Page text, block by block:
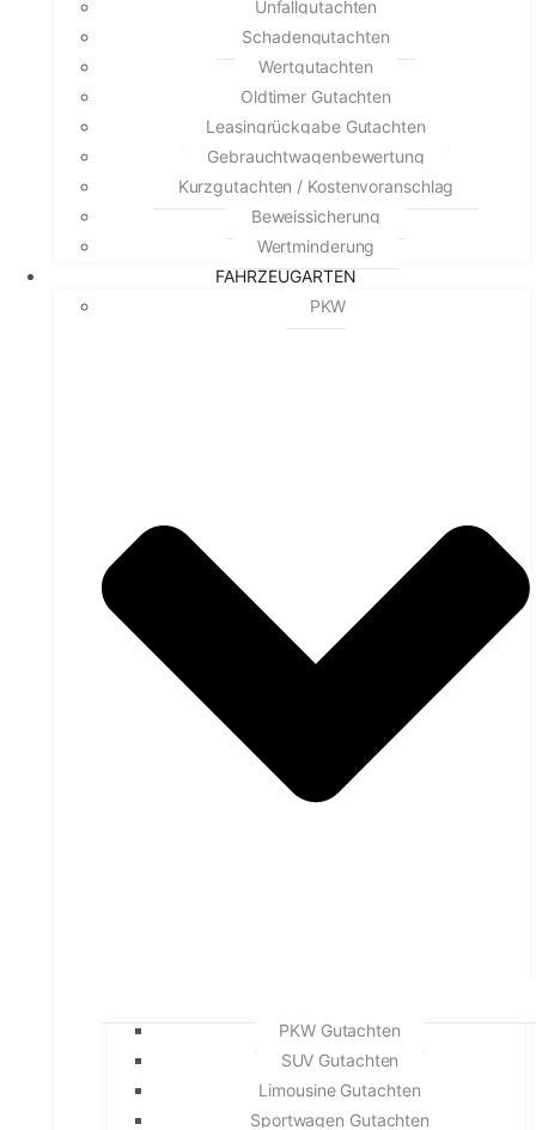
Unfallgutachten
Schadengutachten
Wertgutachten
Oldtimer Gutachten
Leasingrückgabe Gutachten
Gebrauchtwagenbewertung
Kurzgutachten / Kostenvoranschlag
Beweissicherung
Wertminderung
FAHRZEUGARTEN
PKW
PKW Gutachten
SUV Gutachten
Limousine Gutachten
Sportwagen Gutachten